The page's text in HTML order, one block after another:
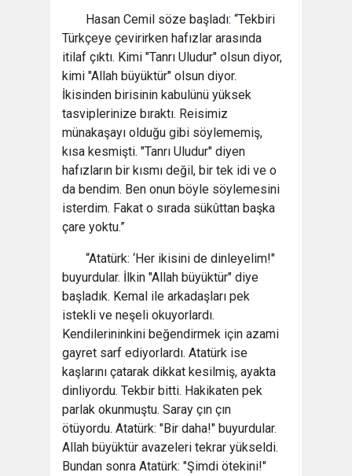
Hasan Cemil söze başladı: “Tekbiri
Türkçeye çevirirken hafızlar arasında
itilaf çıktı. Kimi "Tanrı Uludur" olsun diyor,
kimi "Allah büyüktür" olsun diyor.
İkisinden birisinin kabulünü yüksek
tasviplerinize bıraktı. Reisimiz
münakaşayı olduğu gibi söylememiş,
kısa kesmişti. "Tanrı Uludur" diyen
hafızların bir kısmı değil, bir tek idi ve o
da bendim. Ben onun böyle söylemesini
isterdim. Fakat o sırada sükûttan başka
çare yoktu.”
“Atatürk: ‘Her ikisini de dinleyelim!"
buyurdular. İlkin "Allah büyüktür" diye
başladık. Kemal ile arkadaşları pek
istekli ve neşeli okuyorlardı.
Kendilerininkini beğendirmek için azami
gayret sarf ediyorlardı. Atatürk ise
kaşlarını çatarak dikkat kesilmiş, ayakta
dinliyordu. Tekbir bitti. Hakikaten pek
parlak okunmuştu. Saray çın çın
ötüyordu. Atatürk: "Bir daha!" buyurdular.
Allah büyüktür avazeleri tekrar yükseldi.
Bundan sonra Atatürk: "Şimdi ötekini!"